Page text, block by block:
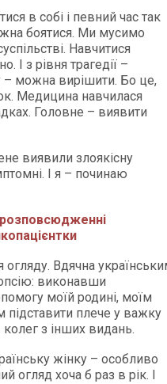
в собі і певний час так
боятися. Ми мусимо
Навчитися
І з рівня трагедії –
– можна вирішити. Бо це,
Медицина навчилася
Головне – виявити
виявили злоякісну
І я – починаю
розповсюдженні
Вдячна
виконавши
моїй родині, моїм
плече у важку
колег з інших видань.
жінку – особливо
огляд хоча б раз в рік. І